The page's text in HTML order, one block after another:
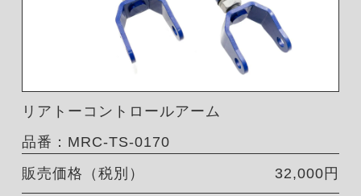
リアトーコントロールアーム
品番：MRC-TS-0170
販売価格（税別）
32,000円